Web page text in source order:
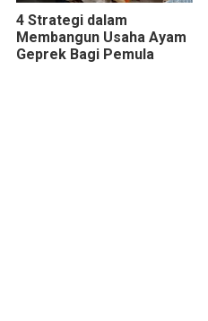
4 Strategi dalam
Membangun Usaha Ayam
Geprek Bagi Pemula